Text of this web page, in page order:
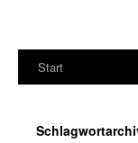
Start